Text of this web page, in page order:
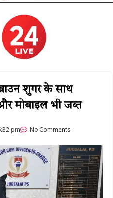
शुगर के साथ
मोबाइल भी जब्त
pm No Comments